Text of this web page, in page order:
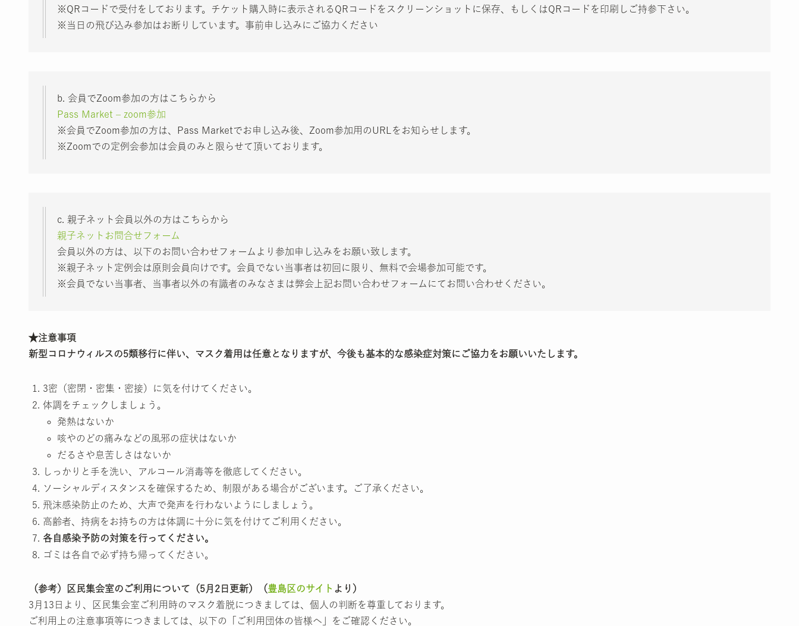
※QRコードで受付をしております。チケット購入時に表示されるQRコードをスクリーンショットに保存、もしくはQRコードを印刷しご持参下さい。
※当日の飛び込み参加はお断りしています。事前申し込みにご協力ください
b. 会員でZoom参加の方はこちらから
Pass Market – zoom参加
※会員でZoom参加の方は、Pass Marketでお申し込み後、Zoom参加用のURLをお知らせします。
※Zoomでの定例会参加は会員のみと限らせて頂いております。
c. 親子ネット会員以外の方はこちらから
親子ネットお問合せフォーム
会員以外の方は、以下のお問い合わせフォームより参加申し込みをお願い致します。
※親子ネット定例会は原則会員向けです。会員でない当事者は初回に限り、無料で会場参加可能です。
※会員でない当事者、当事者以外の有識者のみなさまは弊会上記お問い合わせフォームにてお問い合わせください。
★注意事項
新型コロナウィルスの5類移行に伴い、マスク着用は任意となりますが、今後も基本的な感染症対策にご協力をお願いいたします。
3密（密閉・密集・密接）に気を付けてください。
体調をチェックしましょう。
発熱はないか
咳やのどの痛みなどの風邪の症状はないか
だるさや息苦しさはないか
しっかりと手を洗い、アルコール消毒等を徹底してください。
ソーシャルディスタンスを確保するため、制限がある場合がございます。ご了承ください。
飛沫感染防止のため、大声で発声を行わないようにしましょう。
高齢者、持病をお持ちの方は体調に十分に気を付けてご利用ください。
各自感染予防の対策を行ってください。
ゴミは各自で必ず持ち帰ってください。
（参考）区民集会室のご利用について（5月2日更新）（豊島区のサイト より）
3月13日より、区民集会室ご利用時のマスク着脱につきましては、個人の判断を尊重しております。
ご利用上の注意事項等につきましては、以下の「ご利用団体の皆様へ」をご確認ください。